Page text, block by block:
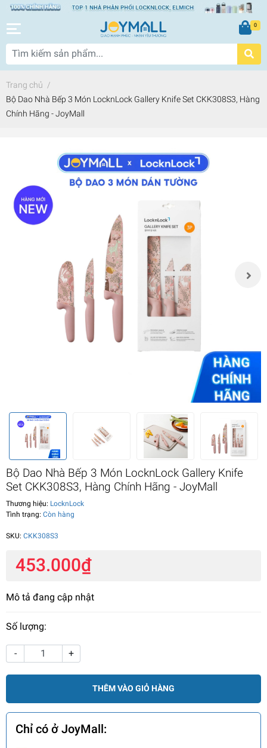
0
Trang chủ /
Bộ Dao Nhà Bếp 3 Món LocknLock Gallery Knife Set CKK308S3, Hàng
Chính Hãng - JoyMall
Bộ Dao Nhà Bếp 3 Món LocknLock Gallery Knife
Set CKK308S3, Hàng Chính Hãng - JoyMall
Thương hiệu: LocknLock
Tình trạng: Còn hàng
SKU: CKK308S3
453.000₫
Mô tả đang cập nhật
Số lượng:
- +
THÊM VÀO GIỎ HÀNG
Chỉ có ở JoyMall: